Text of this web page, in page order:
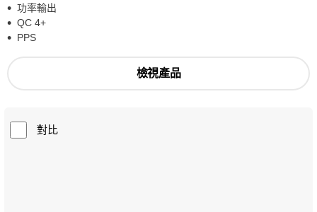
功率輸出
QC 4+
PPS
檢視產品
對比